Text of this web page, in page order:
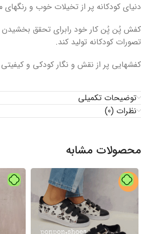
دنیای کودکانه پر از تخیلات خوب و
کفش پُن پُن کار خود رابرای تحقق بخشیدن
تصورات کودکانه تولید کند.
کفشهایی پر از نقش و نگار کودکی و
توضیحات تکمیلی
نظرات (0)
محصولات مشابه
-10%